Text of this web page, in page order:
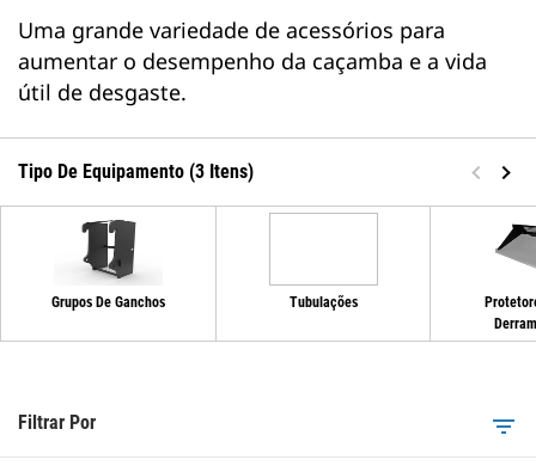
Uma grande variedade de acessórios para
aumentar o desempenho da caçamba e a vida
útil de desgaste.
Tipo De Equipamento (3 Itens)
Grupos De Ganchos Tubulações
Filtrar Por filter_list